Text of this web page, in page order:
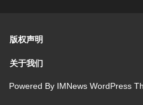
版权声明
关于我们
Powered By IMNews WordPress